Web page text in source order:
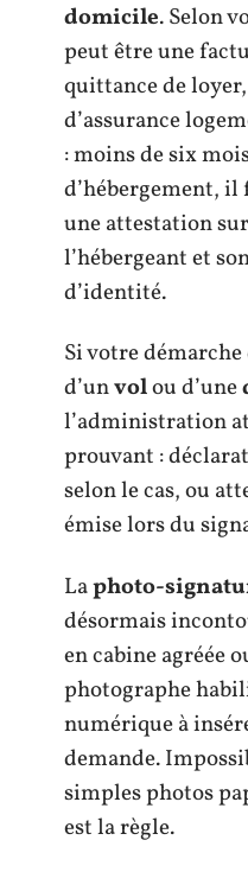
domicile. Selon
peut être une
quittance de
d’assurance
: moins de six
d’hébergement,
une attestation
l’hébergeant et
d’identité.
Si votre démarche
d’unvolou d’une
l’administration
prouvant :
selon le cas, ou
émise lors du
Laphoto-
désormais
en cabine agréée
photographe
numérique à
demande.
simples photos
est la règle.